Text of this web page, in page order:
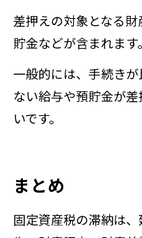
差押えの対象となる
貯金などが含まれます。
一般的には、手続き
ない給与や預貯金が
いです。
まとめ
固定資産税の滞納は